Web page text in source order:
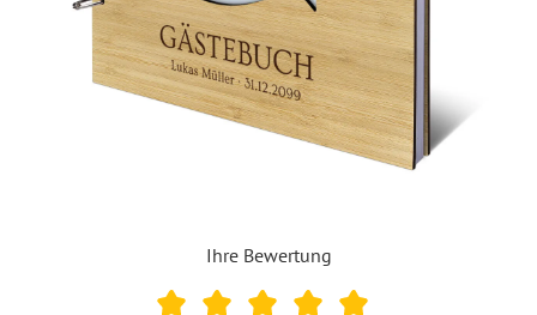
Ihre Bewertung